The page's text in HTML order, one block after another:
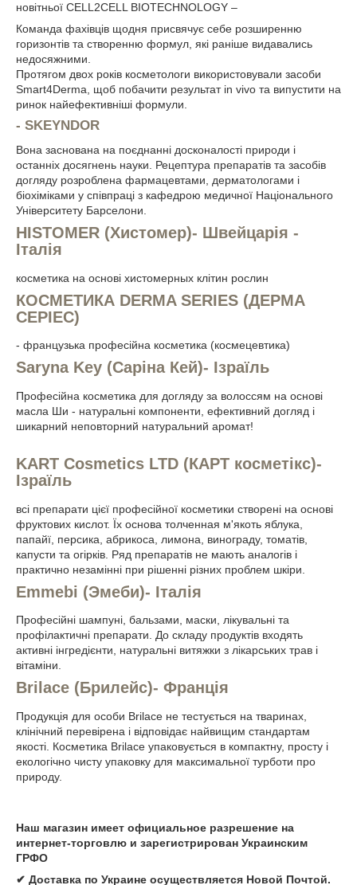
новітньої CELL2CELL BIOTECHNOLOGY –
Команда фахівців щодня присвячує себе розширенню
горизонтів та створенню формул, які раніше видавались
недосяжними.
Протягом двох років косметологи використовували засоби
Smart4Derma, щоб побачити результат in vivo та випустити на
ринок найефективніші формули.
- SKEYNDOR
Вона заснована на поєднанні досконалості природи і
останніх досягнень науки. Рецептура препаратів та засобів
догляду розроблена фармацевтами, дерматологами і
біохіміками у співпраці з кафедрою медичної Національного
Університету Барселони.
HISTOMER (Хистомер)- Швейцарія -
Італія
косметика на основі хистомерных клітин рослин
КОСМЕТИКА DERMA SERIES (ДЕРМА
СЕРІЕС)
- французька професійна косметика (космецевтика)
Saryna Key (Саріна Кей)- Ізраїль
Професійна косметика для догляду за волоссям на основі
масла Ши - натуральні компоненти, ефективний догляд і
шикарний неповторний натуральний аромат!
KART Cosmetics LTD (КАРТ косметікс)-
Ізраїль
всі препарати цієї професійної косметики створені на основі
фруктових кислот. Їх основа толченная м'якоть яблука,
папайї, персика, абрикоса, лимона, винограду, томатів,
капусти та огірків. Ряд препаратів не мають аналогів і
практично незамінні при рішенні різних проблем шкіри.
Emmebi (Эмеби)- Італія
Професійні шампуні, бальзами, маски, лікувальні та
профілактичні препарати. До складу продуктів входять
активні інгредієнти, натуральні витяжки з лікарських трав і
вітаміни.
Brilace (Брилейс)- Франція
Продукція для особи Brilace не тестується на тваринах,
клінічний перевірена і відповідає найвищим стандартам
якості. Косметика Brilace упаковується в компактну, просту і
екологічно чисту упаковку для максимальної турботи про
природу.
Наш магазин имеет официальное разрешение на
интернет-торговлю и зарегистрирован Украинским
ГРФО
✔ Доставка по Украине осуществляется Новой Почтой.